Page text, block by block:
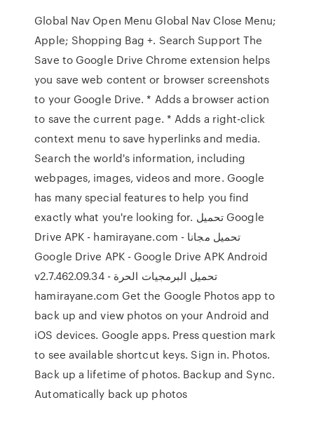
Global Nav Open Menu Global Nav Close Menu;
Apple; Shopping Bag +. Search Support The
Save to Google Drive Chrome extension helps
you save web content or browser screenshots
to your Google Drive. * Adds a browser action
to save the current page. * Adds a right-click
context menu to save hyperlinks and media.
Search the world's information, including
webpages, images, videos and more. Google
has many special features to help you find
exactly what you're looking for. تحميل Google
Drive APK - hamirayane.com - تحميل مجانا
Google Drive APK - Google Drive APK Android
v2.7.462.09.34 - تحميل البرمجيات الحرة
hamirayane.com Get the Google Photos app to
back up and view photos on your Android and
iOS devices. Google apps. Press question mark
to see available shortcut keys. Sign in. Photos.
Back up a lifetime of photos. Backup and Sync.
Automatically back up photos